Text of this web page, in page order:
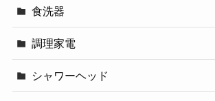
食洗器
調理家電
シャワーヘッド